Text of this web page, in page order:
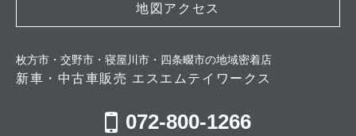
地図アクセス
枚方市・交野市・寝屋川市・四条畷市の地域密着店
新車・中古車販売 エスエムテイワークス
072-800-1266